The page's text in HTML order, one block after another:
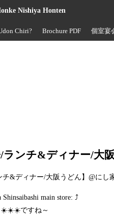
Nishiya Honten
Chiri? Brochure PDF 個室宴
/ランチ&ディナー/大
チ&ディナー/大阪うどん】@にし
main store: ⤴️
☀️☀️☀️ですね～